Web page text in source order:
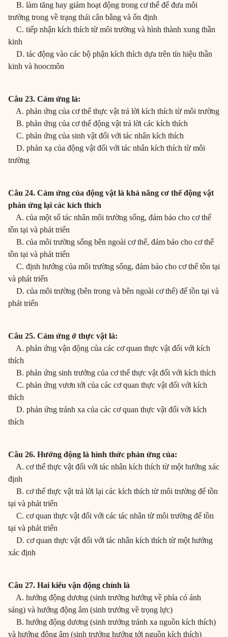
B. làm tăng hay giảm hoạt động trong cơ thể để đưa môi
trường trong về trạng thái cân bằng và ổn định
C. tiếp nhận kích thích từ môi trường và hình thành xung thần
kinh
D. tác động vào các bộ phận kích thích dựa trên tín hiệu thần
kinh và hoocmôn
Câu 23. Cảm ứng là:
A. phản ứng của cơ thể thực vật trả lời kích thích từ môi trường
B. phản ứng của cơ thể động vật trả lời các kích thích
C. phản ứng của sinh vật đối với tác nhân kích thích
D. phản xạ của động vật đối với tác nhân kích thích từ môi
trường
Câu 24. Cảm ứng của động vật là khả năng cơ thể động vật
phản ứng lại các kích thích
A. của một số tác nhân môi trường sống, đảm bảo cho cơ thể
tồn tại và phát triển
B. của môi trường sống bên ngoài cơ thể, đảm bảo cho cơ thể
tồn tại và phát triển
C. định hướng của môi trường sống, đảm bảo cho cơ thể tồn tại
và phát triển
D. của môi trường (bên trong và bên ngoài cơ thể) để tồn tại và
phát triển
Câu 25. Cảm ứng ở thực vật là:
A. phản ứng vận động của các cơ quan thực vật đối với kích
thích
B. phản ứng sinh trưởng của cơ thể thực vật đối với kích thích
C. phản ứng vươn tới của các cơ quan thực vật đối với kích
thích
D. phản ứng tránh xa của các cơ quan thực vật đối với kích
thích
Câu 26. Hướng động là hình thức phản ứng của:
A. cơ thể thực vật đối với tác nhân kích thích từ một hướng xác
định
B. cơ thể thực vật trả lời lại các kích thích từ môi trường để tồn
tại và phát triển
C. cơ quan thực vật đối với các tác nhân từ môi trường để tồn
tại và phát triển
D. cơ quan thực vật đối với tác nhân kích thích từ một hướng
xác định
Câu 27. Hai kiểu vận động chính là
A. hướng động dương (sinh trưởng hướng về phía có ánh
sáng) và hướng động âm (sinh trưởng về trọng lực)
B. hướng động dương (sinh trưởng tránh xa nguồn kích thích)
và hướng động âm (sinh trưởng hướng tới nguồn kích thích)